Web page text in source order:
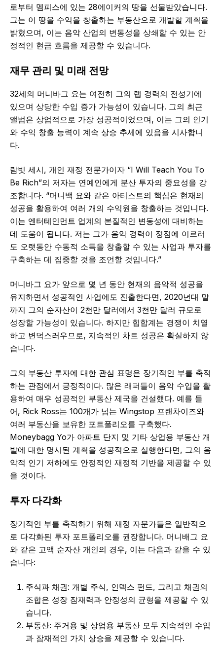
로부터 멤피스에 있는 28에이커의 땅을 선물받았습니다.
그는 이 땅을 수익을 창출하는 부동산으로 개발할 계획을
밝혔으며, 이는 음악 산업의 변동성을 상쇄할 수 있는 안
정적인 현금 흐름을 제공할 수 있습니다.
재무 관리 및 미래 전망
32세의 머니바그 요는 여전히 그의 랩 경력의 전성기에
있으며 상당한 수입 증가 가능성이 있습니다. 그의 최근
앨범은 상업적으로 가장 성공적이었으며, 이는 그의 인기
와 수익 창출 능력이 계속 상승 추세에 있음을 시사합니
다.
람빗 세시, 개인 재정 전문가이자 “I Will Teach You To
Be Rich”의 저자는 연예인에게 분산 투자의 중요성을 강
조합니다. “머니백 요와 같은 아티스트의 핵심은 현재의
성공을 활용하여 여러 개의 수익원을 창출하는 것입니다.
이는 엔터테인먼트 업계의 본질적인 변동성에 대비하는
데 도움이 됩니다. 저는 그가 음악 경력이 정점에 이르러
도 오랫동안 수동적 소득을 창출할 수 있는 사업과 투자를
구축하는 데 집중할 것을 조언할 것입니다.”
머니바그 요가 앞으로 몇 년 동안 현재의 음악적 성공을
유지하면서 성공적인 사업에도 진출한다면, 2020년대 말
까지 그의 순자산이 2천만 달러에서 3천만 달러 규모로
성장할 가능성이 있습니다. 하지만 힙합계는 경쟁이 치열
하고 변덕스러우므로, 지속적인 차트 성공은 확실하지 않
습니다.
그의 부동산 투자에 대한 관심 표명은 장기적인 부를 축적
하는 관점에서 긍정적이다. 많은 래퍼들이 음악 수입을 활
용하여 매우 성공적인 부동산 제국을 건설했다. 예를 들
어, Rick Ross는 100개가 넘는 Wingstop 프랜차이즈와
여러 부동산을 보유한 포트폴리오를 구축했다.
Moneybagg Yo가 아파트 단지 및 기타 상업용 부동산 개
발에 대한 명시된 계획을 성공적으로 실행한다면, 그의 음
악적 인기 저하에도 안정적인 재정적 기반을 제공할 수 있
을 것이다.
투자 다각화
장기적인 부를 축적하기 위해 재정 자문가들은 일반적으
로 다각화된 투자 포트폴리오를 권장합니다. 머니배그 요
와 같은 고액 순자산 개인의 경우, 이는 다음과 같을 수 있
습니다:
주식과 채권: 개별 주식, 인덱스 펀드, 그리고 채권의
조합은 성장 잠재력과 안정성의 균형을 제공할 수 있
습니다.
부동산: 주거용 및 상업용 부동산 모두 지속적인 수입
과 잠재적인 가치 상승을 제공할 수 있습니다.